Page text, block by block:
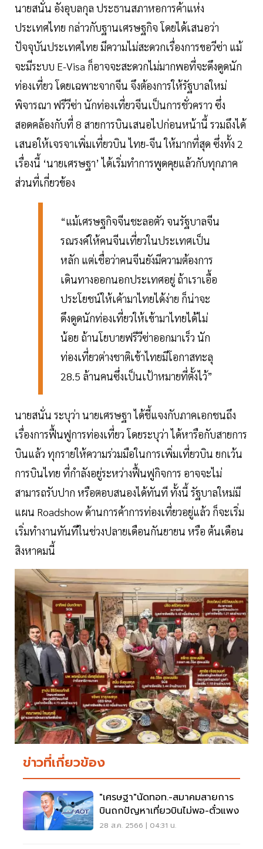
นายสนั่น อังอุบลกุล ประธานสภาหอการค้าแห่ง
ประเทศไทย กล่าวกับฐานเศรษฐกิจ โดยได้เสนอว่า
ปัจจุบันประเทศไทย มีความไม่สะดวกเรื่องการขอวีซ่า แม้
จะมีระบบ E-Visa ก็อาจจะสะดวกไม่มากพอที่จะดึงดูดนัก
ท่องเที่ยว โดยเฉพาะจากจีน จึงต้องการให้รัฐบาลใหม่
พิจารณา ฟรีวีซ่า นักท่องเที่ยวจีนเป็นการชั่วคราว ซึ่ง
สอดคล้องกับที่ 8 สายการบินเสนอไปก่อนหน้านี้ รวมถึงได้
เสนอให้เจรจาเพิ่มเที่ยวบิน ไทย-จีน ให้มากที่สุด ซึ่งทั้ง 2
เรื่องนี้ ‘นายเศรษฐา’ ได้เริ่มทำการพูดคุยแล้วกับทุกภาค
ส่วนที่เกี่ยวข้อง
“แม้เศรษฐกิจจีนชะลอตัว จนรัฐบาลจีน
รณรงค์ให้คนจีนเที่ยวในประเทศเป็น
หลัก แต่เชื่อว่าคนจีนยังมีความต้องการ
เดินทางออกนอกประเทศอยู่ ถ้าเราเอื้อ
ประโยชน์ให้เค้ามาไทยได้ง่าย ก็น่าจะ
ดึงดูดนักท่องเที่ยวให้เข้ามาไทยได้ไม่
น้อย ถ้านโยบายฟรีวีซ่าออกมาเร็ว นัก
ท่องเที่ยวต่างชาติเข้าไทยมีโอกาสทะลุ
28.5 ล้านคนซึ่งเป็นเป้าหมายที่ตั้งไว้”
นายสนั่น ระบุว่า นายเศรษฐา ได้ชี้แจงกับภาคเอกชนถึง
เรื่องการฟื้นฟูการท่องเที่ยว โดยระบุว่า ได้หารือกับสายการ
บินแล้ว ทุกรายให้ความร่วมมือในการเพิ่มเที่ยวบิน ยกเว้น
การบินไทย ที่กำลังอยู่ระหว่างฟื้นฟูกิจการ อาจจะไม่
สามารถรับปาก หรือตอบสนองได้ทันที ทั้งนี้ รัฐบาลใหม่มี
แผน Roadshow ด้านการค้าการท่องเที่ยวอยู่แล้ว ก็จะเริ่ม
เริ่มทำงานทันทีในช่วงปลายเดือนกันยายน หรือ ต้นเดือน
สิงหาคมนี้
ข่าวที่เกี่ยวข้อง
"เศรษฐา"นัดทอท.-สมาคมสายการ
บินถกปัญหาเที่ยวบินไม่พอ-ตั๋วแพง
28 ส.ค. 2566 | 04:31 น.